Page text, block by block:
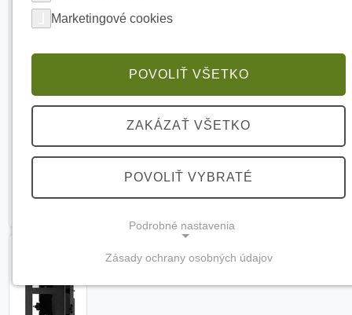
Marketingové cookies
POVOLIŤ VŠETKO
ZAKÁZAŤ VŠETKO
POVOLIŤ VYBRATÉ
Podrobné nastavenia
(vždy aktívne, nemožno vypnúť)
Zásady ochrany osobných údajov